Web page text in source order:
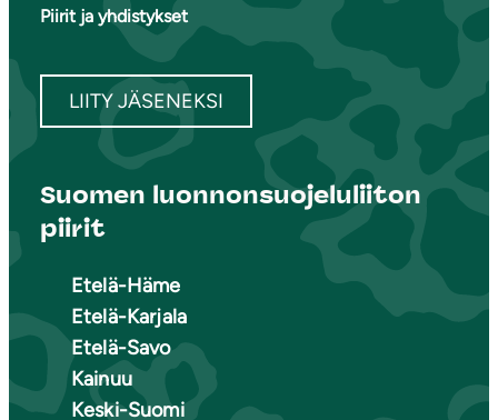
Piirit ja yhdistykset
LIITY JÄSENEKSI
Suomen luonnonsuojeluliiton
piirit
Etelä-Häme
Etelä-Karjala
Etelä-Savo
Kainuu
Keski-Suomi